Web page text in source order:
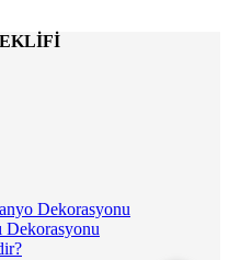
Dekorasyonu
Dekorasyonu